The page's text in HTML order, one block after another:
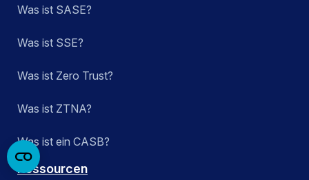
Was ist SASE?
Was ist SSE?
Was ist Zero Trust?
Was ist ZTNA?
Was ist ein CASB?
Ressourcen